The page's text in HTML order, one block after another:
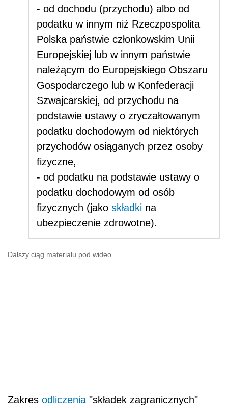
- od dochodu (przychodu) albo od
podatku w innym niż Rzeczpospolita
Polska państwie członkowskim Unii
Europejskiej lub w innym państwie
należącym do Europejskiego Obszaru
Gospodarczego lub w Konfederacji
Szwajcarskiej, od przychodu na
podstawie ustawy o zryczałtowanym
podatku dochodowym od niektórych
przychodów osiąganych przez osoby
fizyczne,
- od podatku na podstawie ustawy o
podatku dochodowym od osób
fizycznych (jako składki na
ubezpieczenie zdrowotne).
Dalszy ciąg materiału pod wideo
Zakres odliczenia "składek zagranicznych"